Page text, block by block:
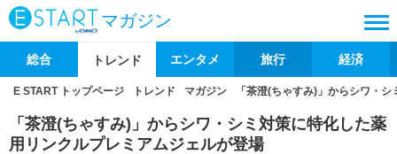
マガジン
総合 トレンド エンタメ 旅行 経済
E START トップページ トレンド マガジン 「茶澄(ちゃすみ)」からシワ・
「茶澄(ちゃすみ)」からシワ・シミ対策に特化した薬
用リンクルプレミアムジェルが登場